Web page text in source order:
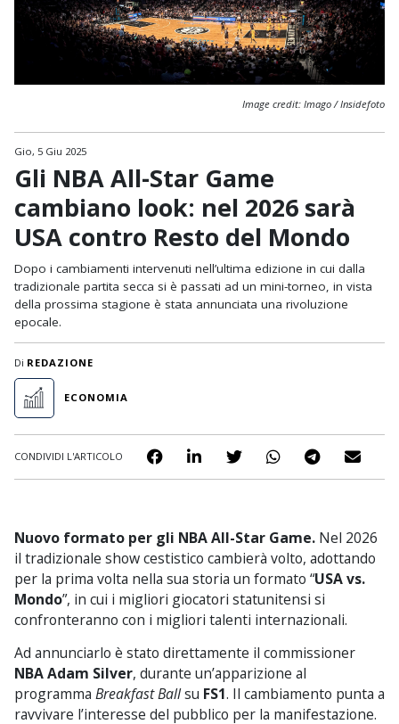
Gio, 5 Giu 2025
Gli NBA All-Star Game
cambiano look: nel 2026 sarà
USA contro Resto del Mondo
Dopo i cambiamenti intervenuti nell’ultima edizione in cui dalla
tradizionale partita secca si è passati ad un mini-torneo, in vista
della prossima stagione è stata annunciata una rivoluzione
epocale.
Di REDAZIONE
ECONOMIA
CONDIVIDI L'ARTICOLO
Image credit: Imago / Insidefoto
Nuovo formato per gli NBA All-Star Game.Nel 2026
il tradizionale show cestistico cambierà volto, adottando
per la prima volta nella sua storia un formato “USA vs.
Mondo”, in cui i migliori giocatori statunitensi si
confronteranno con i migliori talenti internazionali.
Ad annunciarlo è stato direttamente il commissioner
NBA Adam Silver, durante un’apparizione al
programma Breakfast Ballsu FS1. Il cambiamento punta a
ravvivare l’interesse del pubblico per la manifestazione.